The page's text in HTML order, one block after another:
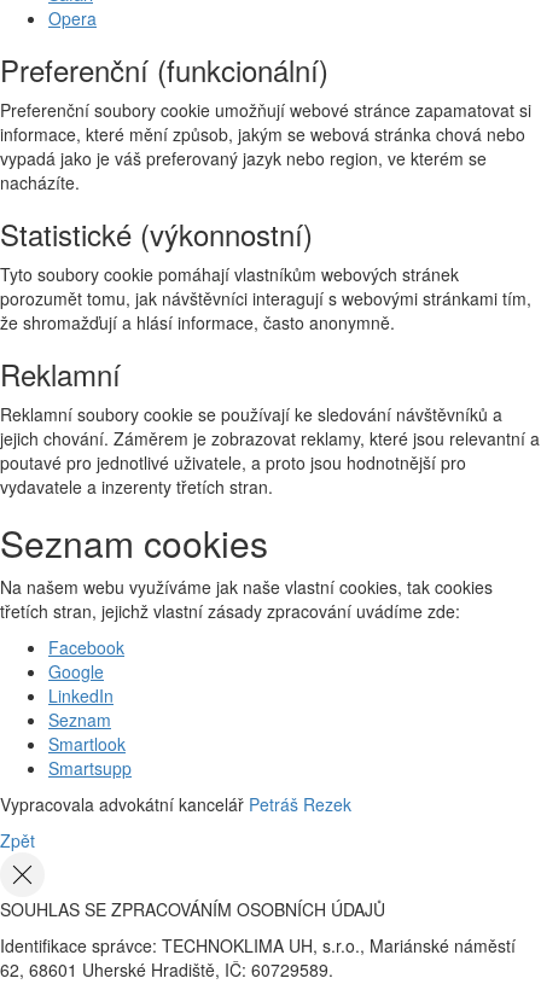
Opera
Preferenční (funkcionální)
Preferenční soubory cookie umožňují webové stránce zapamatovat si
informace, které mění způsob, jakým se webová stránka chová nebo
vypadá jako je váš preferovaný jazyk nebo region, ve kterém se
nacházíte.
Statistické (výkonnostní)
Tyto soubory cookie pomáhají vlastníkům webových stránek
porozumět tomu, jak návštěvníci interagují s webovými stránkami tím,
že shromažďují a hlásí informace, často anonymně.
Reklamní
Reklamní soubory cookie se používají ke sledování návštěvníků a
jejich chování. Záměrem je zobrazovat reklamy, které jsou relevantní a
poutavé pro jednotlivé uživatele, a proto jsou hodnotnější pro
vydavatele a inzerenty třetích stran.
Seznam cookies
Na našem webu využíváme jak naše vlastní cookies, tak cookies
třetích stran, jejichž vlastní zásady zpracování uvádíme zde:
Facebook
Google
LinkedIn
Seznam
Smartlook
Smartsupp
Vypracovala advokátní kancelář Petráš Rezek
Zpět
SOUHLAS SE ZPRACOVÁNÍM OSOBNÍCH ÚDAJŮ
Identifikace správce: TECHNOKLIMA UH, s.r.o., Mariánské náměstí
62, 68601 Uherské Hradiště, IČ: 60729589.